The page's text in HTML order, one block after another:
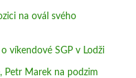
na ovál svého
víkendové SGP v Lodži
Petr Marek na podzim